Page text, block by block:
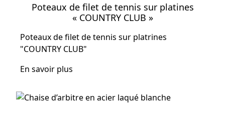
Poteaux de filet de tennis sur platines
« COUNTRY CLUB »
Poteaux de filet de tennis sur platrines
"COUNTRY CLUB"
En savoir plus